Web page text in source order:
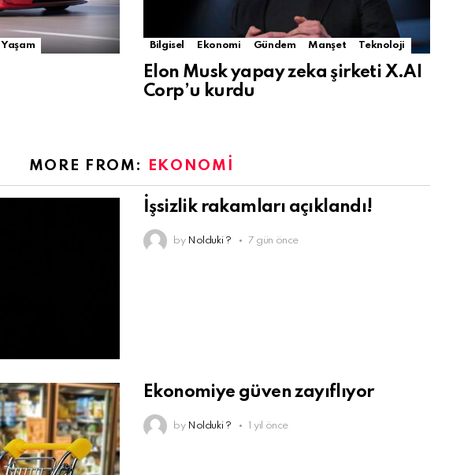
Yaşam Bilgisel Ekonomi Gündem Manşet Teknoloji
Elon Musk yapay zeka şirketi X.AI
Corp’u kurdu
MORE FROM: EKONOMI
İşsizlik rakamları açıklandı!
by Nolduki ? 7 gün önce
Ekonomiye güven zayıflıyor
by Nolduki ? 1 yıl önce